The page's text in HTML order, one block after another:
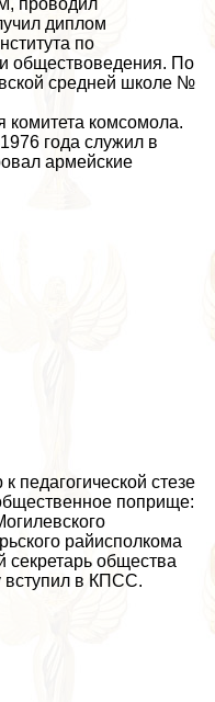
проводил
диплом
по
и обществоведения. По
средней школе №
комитета комсомола.
года служил в
армейские
педагогической стезе
поприще:
райисполкома
секретарь общества
вступил в КПСС.